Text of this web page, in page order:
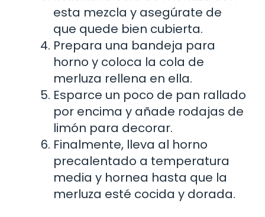
esta mezcla y asegúrate de
que quede bien cubierta.
Prepara una bandeja para
horno y coloca la cola de
merluza rellena en ella.
Esparce un poco de pan rallado
por encima y añade rodajas de
limón para decorar.
Finalmente, lleva al horno
precalentado a temperatura
media y hornea hasta que la
merluza esté cocida y dorada.